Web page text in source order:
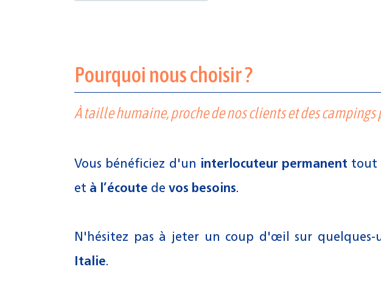
Pourquoi nous choisir ?
À taille humaine, proche de nos clients et des
Vous bénéficiez d'un interlocuteur permanent tout
et à l’écoute de vos besoins.
N'hésitez pas à jeter un coup d'œil sur quelques-
Italie.